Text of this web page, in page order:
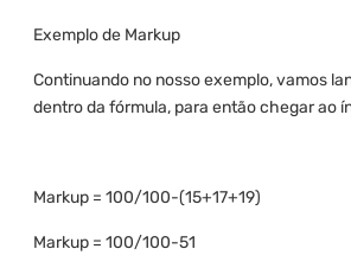
Exemplo de Markup
Continuando no nosso exemplo, vamos
dentro da fórmula, para então chegar ao
Markup = 100/100-(15+17+19)
Markup = 100/100-51